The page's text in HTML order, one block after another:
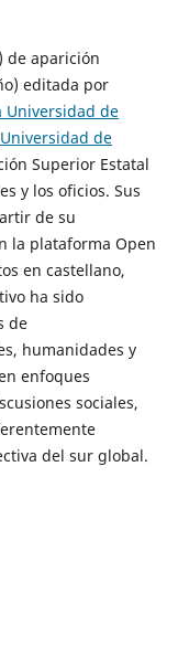
de aparición
editada por
Universidad de
Universidad de
Superior Estatal
y los oficios. Sus
de su
la plataforma Open
en castellano,
ha sido
de
humanidades y
enfoques
sociales,
del sur global.